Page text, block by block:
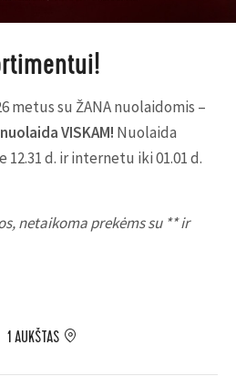
metus su ŽANA nuolaidomis –
VISKAM! Nuolaida
12.31 d. ir internetu iki 01.01 d.
netaikoma prekėms su ** ir
1 AUKŠTAS